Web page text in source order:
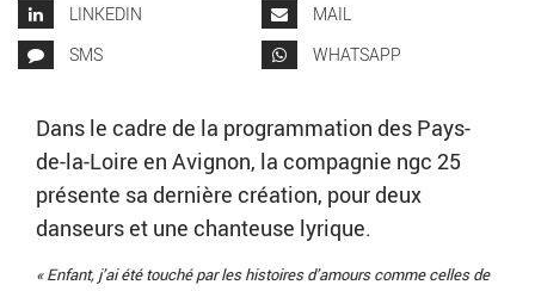
LINKEDIN
MAIL
SMS
WHATSAPP
Dans le cadre de la programmation des Pays-
de-la-Loire en Avignon, la compagnie ngc 25
présente sa dernière création, pour deux
danseurs et une chanteuse lyrique.
« Enfant, j’ai été touché par les histoires d’amours comme celles de